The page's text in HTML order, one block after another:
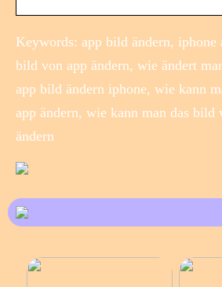
Keywords: app bild ändern, iphone
bild von app ändern, wie ändert
app bild ändern iphone, wie kann
app ändern, wie kann man das bild
ändern